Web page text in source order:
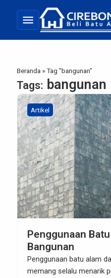
menu
Beranda »Tag "bangunan"
Tags: bangunan
Artikel
Penggunaan
Bangunan
Penggunaan batu alam
memang selalu menarik